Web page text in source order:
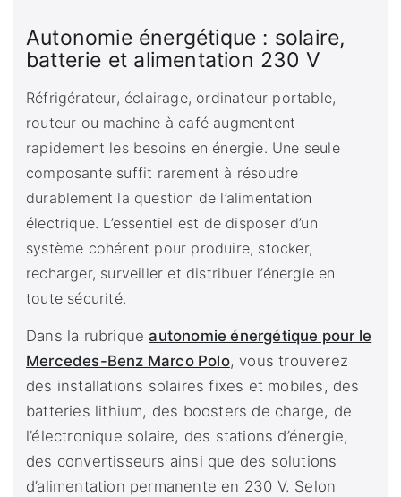
Autonomie énergétique : solaire,
batterie et alimentation 230 V
Réfrigérateur, éclairage, ordinateur portable,
routeur ou machine à café augmentent
rapidement les besoins en énergie. Une seule
composante suffit rarement à résoudre
durablement la question de l’alimentation
électrique. L’essentiel est de disposer d’un
système cohérent pour produire, stocker,
recharger, surveiller et distribuer l’énergie en
toute sécurité.
Dans la rubriqueautonomie énergétique pour le
Mercedes-Benz Marco Polo, vous trouverez
des installations solaires fixes et mobiles, des
batteries lithium, des boosters de charge, de
l’électronique solaire, des stations d’énergie,
des convertisseurs ainsi que des solutions
d’alimentation permanente en 230 V. Selon